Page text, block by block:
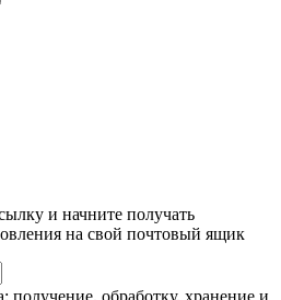
и начните получать
на свой почтовый ящик
получение, обработку, хранение и